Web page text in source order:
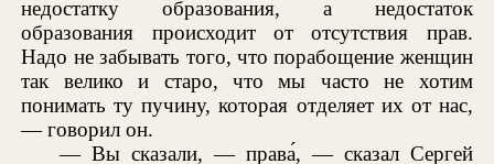
недостатку образования, а недостаток
образования происходит от отсутствия прав.
Надо не забывать того, что порабощение женщин
так велико и старо, что мы часто не хотим
понимать ту пучину, которая отделяет их от нас,
— говорил он.
— Вы сказали, — права́, — сказал Сергей